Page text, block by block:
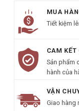
MUA
Tiết kiệm
CAM KẾT
Sản phẩm
hành của
VẬN
Giao hàng